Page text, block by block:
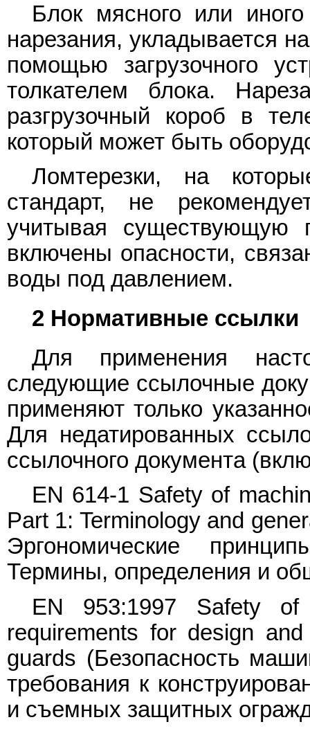
Блок мясного или
нарезания, укладывается
помощью загрузочного
толкателем блока.
разгрузочный короб в
который может быть
Ломтерезки, на
стандарт, не
учитывая существующую
включены опасности,
воды под давлением.
2 Нормативные ссылки
Для применения
следующие ссылочные
применяют только
Для недатированных
ссылочного документа
EN 614-1 Safety of
Part 1: Terminology and
Эргономические
Термины, определения и
EN 953:1997 Safety
requirements for design
guards (Безопасность
требования к
и съемных защитных